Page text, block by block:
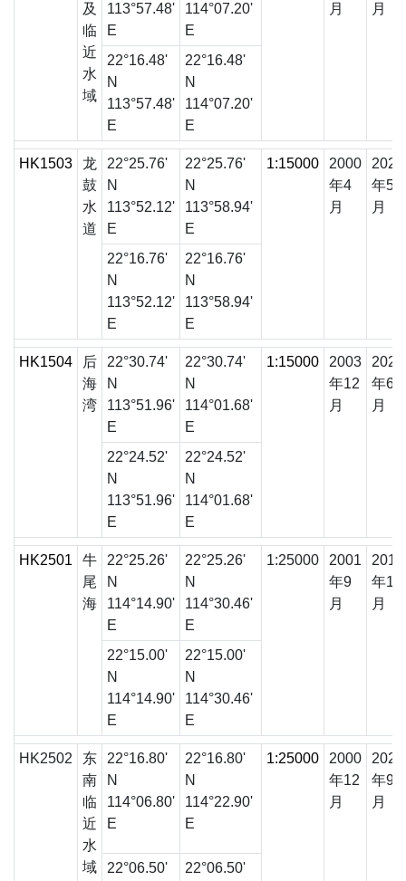
及
临
近
水
域
113°57.48'
E
114°07.20'
E
月
月
22°16.48'
N
113°57.48'
E
22°16.48'
N
114°07.20'
E
HK1503
龙
鼓
水
道
22°25.76'
N
113°52.12'
E
22°25.76'
N
113°58.94'
E
1:15000
2000
年4
月
2022
年5
月
22°16.76'
N
113°52.12'
E
22°16.76'
N
113°58.94'
E
HK1504
后
海
湾
22°30.74'
N
113°51.96'
E
22°30.74'
N
114°01.68'
E
1:15000
2003
年12
月
2021
年6
月
22°24.52'
N
113°51.96'
E
22°24.52'
N
114°01.68'
E
HK2501
牛
尾
海
22°25.26'
N
114°14.90'
E
22°25.26'
N
114°30.46'
E
1:25000
2001
年9
月
2015
年12
月
22°15.00'
N
114°14.90'
E
22°15.00'
N
114°30.46'
E
HK2502
东
南
临
近
水
域
22°16.80'
N
114°06.80'
E
22°16.80'
N
114°22.90'
E
1:25000
2000
年12
月
2025
年9
月
22°06.50'
22°06.50'